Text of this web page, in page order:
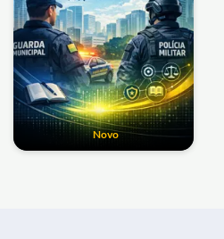
Novo